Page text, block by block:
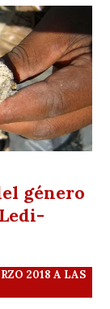
género
2018 A LAS